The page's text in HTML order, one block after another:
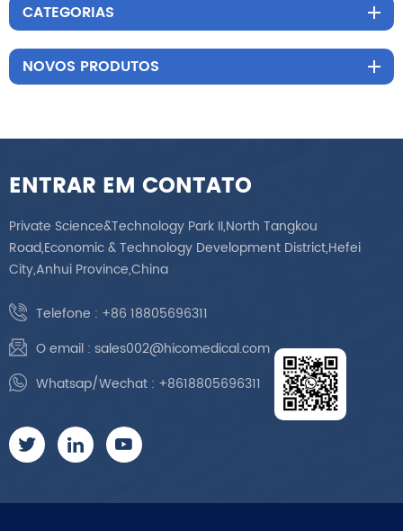
CATEGORIAS
NOVOS PRODUTOS
ENTRAR EM CONTATO
Private Science&Technology Park II,North Tangkou
Road,Economic & Technology Development District,Hefei
City,Anhui Province,China
Telefone : +86 18805696311
O email : sales002@hicomedical.com
Whatsap/Wechat : +8618805696311